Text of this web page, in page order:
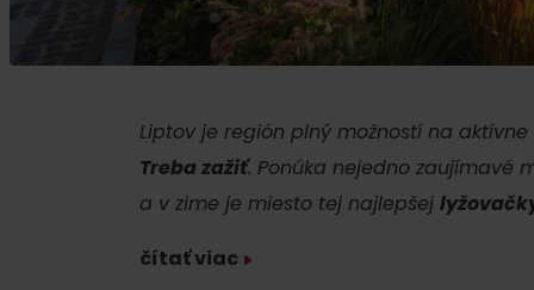
Rezervuj si izby
Kempovanie
So zľavami
Turistika
Cyklistika
Lezenie
Vodné športy
Nordic walking
Liptov je región plný možností na
Treba zažiť. Ponúka nejedno zaujímavé
a v zime je miesto tej najlepšej
čítať viac